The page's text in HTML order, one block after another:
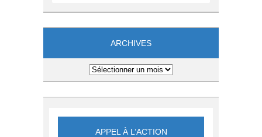
ARCHIVES
APPEL À L’ACTION